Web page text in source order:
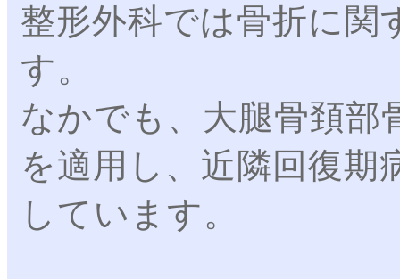
整形外科では骨折に関
す。
なかでも、大腿骨頚部
を適用し、近隣回復期
しています。